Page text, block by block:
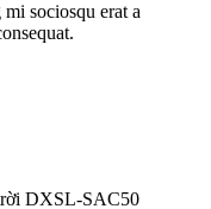
sociosqu erat a